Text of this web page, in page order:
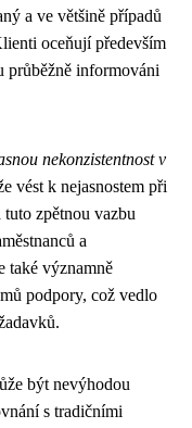
a ve většině případů
oceňují především
průběžně informováni
nekonzistentnost v
vést k nejasnostem při
zpětnou vazbu
a
také významně
podpory, což vedlo
být nevýhodou
s tradičními